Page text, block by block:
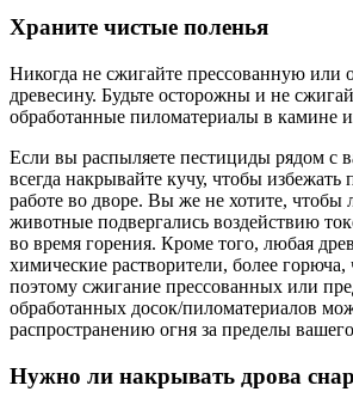
Храните чистые поленья
Никогда не сжигайте прессованную или
древесину. Будьте осторожны и не
обработанные пиломатериалы в камине
Если вы распыляете пестициды рядом с
всегда накрывайте кучу, чтобы избежать
работе во дворе. Вы же не хотите,
животные подвергались воздействию
во время горения. Кроме того, любая
химические растворители, более горюча,
поэтому сжигание прессованных или
обработанных досок/пиломатериалов
распространению огня за пределы
Нужно ли накрывать дрова